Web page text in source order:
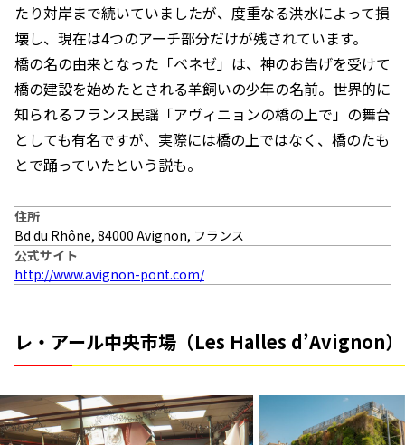
たり対岸まで続いていましたが、度重なる洪水によって損
壊し、現在は4つのアーチ部分だけが残されています。
橋の名の由来となった「ベネゼ」は、神のお告げを受けて
橋の建設を始めたとされる羊飼いの少年の名前。世界的に
知られるフランス民謡「アヴィニョンの橋の上で」の舞台
としても有名ですが、実際には橋の上ではなく、橋のたも
とで踊っていたという説も。
住所
Bd du Rhône, 84000 Avignon, フランス
公式サイト
http://www.avignon-pont.com/
レ・アール中央市場（Les Halles d’Avignon）